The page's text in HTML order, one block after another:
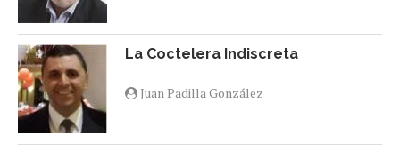
La Coctelera Indiscreta
Juan Padilla González